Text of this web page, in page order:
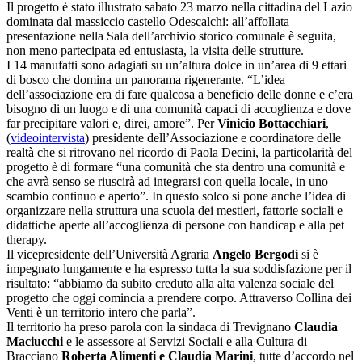
Il progetto è stato illustrato sabato 23 marzo nella cittadina del Lazio
dominata dal massiccio castello Odescalchi: all’affollata
presentazione nella Sala dell’archivio storico comunale è seguita,
non meno partecipata ed entusiasta, la visita delle strutture.
I 14 manufatti sono adagiati su un’altura dolce in un’area di 9 ettari
di bosco che domina un panorama rigenerante. “L’idea
dell’associazione era di fare qualcosa a beneficio delle donne e c’era
bisogno di un luogo e di una comunità capaci di accoglienza e dove
far precipitare valori e, direi, amore”. PerVinicio Bottacchiari,
(videointervista) presidente dell’Associazione e coordinatore delle
realtà che si ritrovano nel ricordo di Paola Decini, la particolarità del
progetto è di formare “una comunità che sta dentro una comunità e
che avrà senso se riuscirà ad integrarsi con quella locale, in uno
scambio continuo e aperto”. In questo solco si pone anche l’idea di
organizzare nella struttura una scuola dei mestieri, fattorie sociali e
didattiche aperte all’accoglienza di persone con handicap e alla pet
therapy.
Il vicepresidente dell’Università Agraria Angelo Bergodisi è
impegnato lungamente e ha espresso tutta la sua soddisfazione per il
risultato: “abbiamo da subito creduto alla alta valenza sociale del
progetto che oggi comincia a prendere corpo. Attraverso Collina dei
Venti è un territorio intero che parla”.
Il territorio ha preso parola con la sindaca di Trevignano Claudia
Maciucchie le assessore ai Servizi Sociali e alla Cultura di
Bracciano Roberta Alimenti e Claudia Marini, tutte d’accordo nel